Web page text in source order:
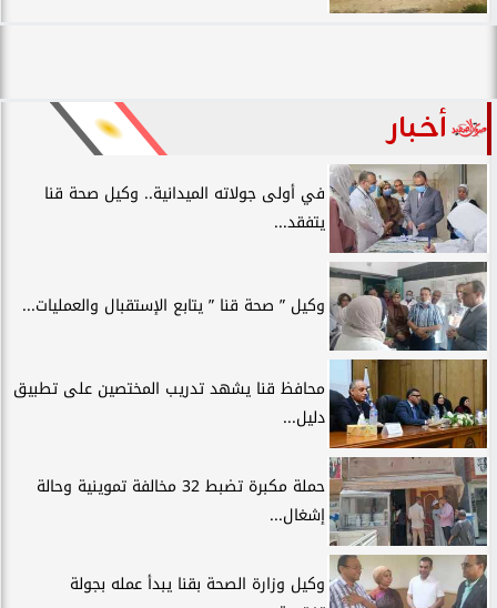
أخبار
في أولى جولاته الميدانية.. وكيل صحة قنا
يتفقد...
وكيل ” صحة قنا ” يتابع الإستقبال والعمليات...
محافظ قنا يشهد تدريب المختصين على تطبيق
دليل...
حملة مكبرة تضبط 32 مخالفة تموينية وحالة
إشغال...
وكيل وزارة الصحة بقنا يبدأ عمله بجولة